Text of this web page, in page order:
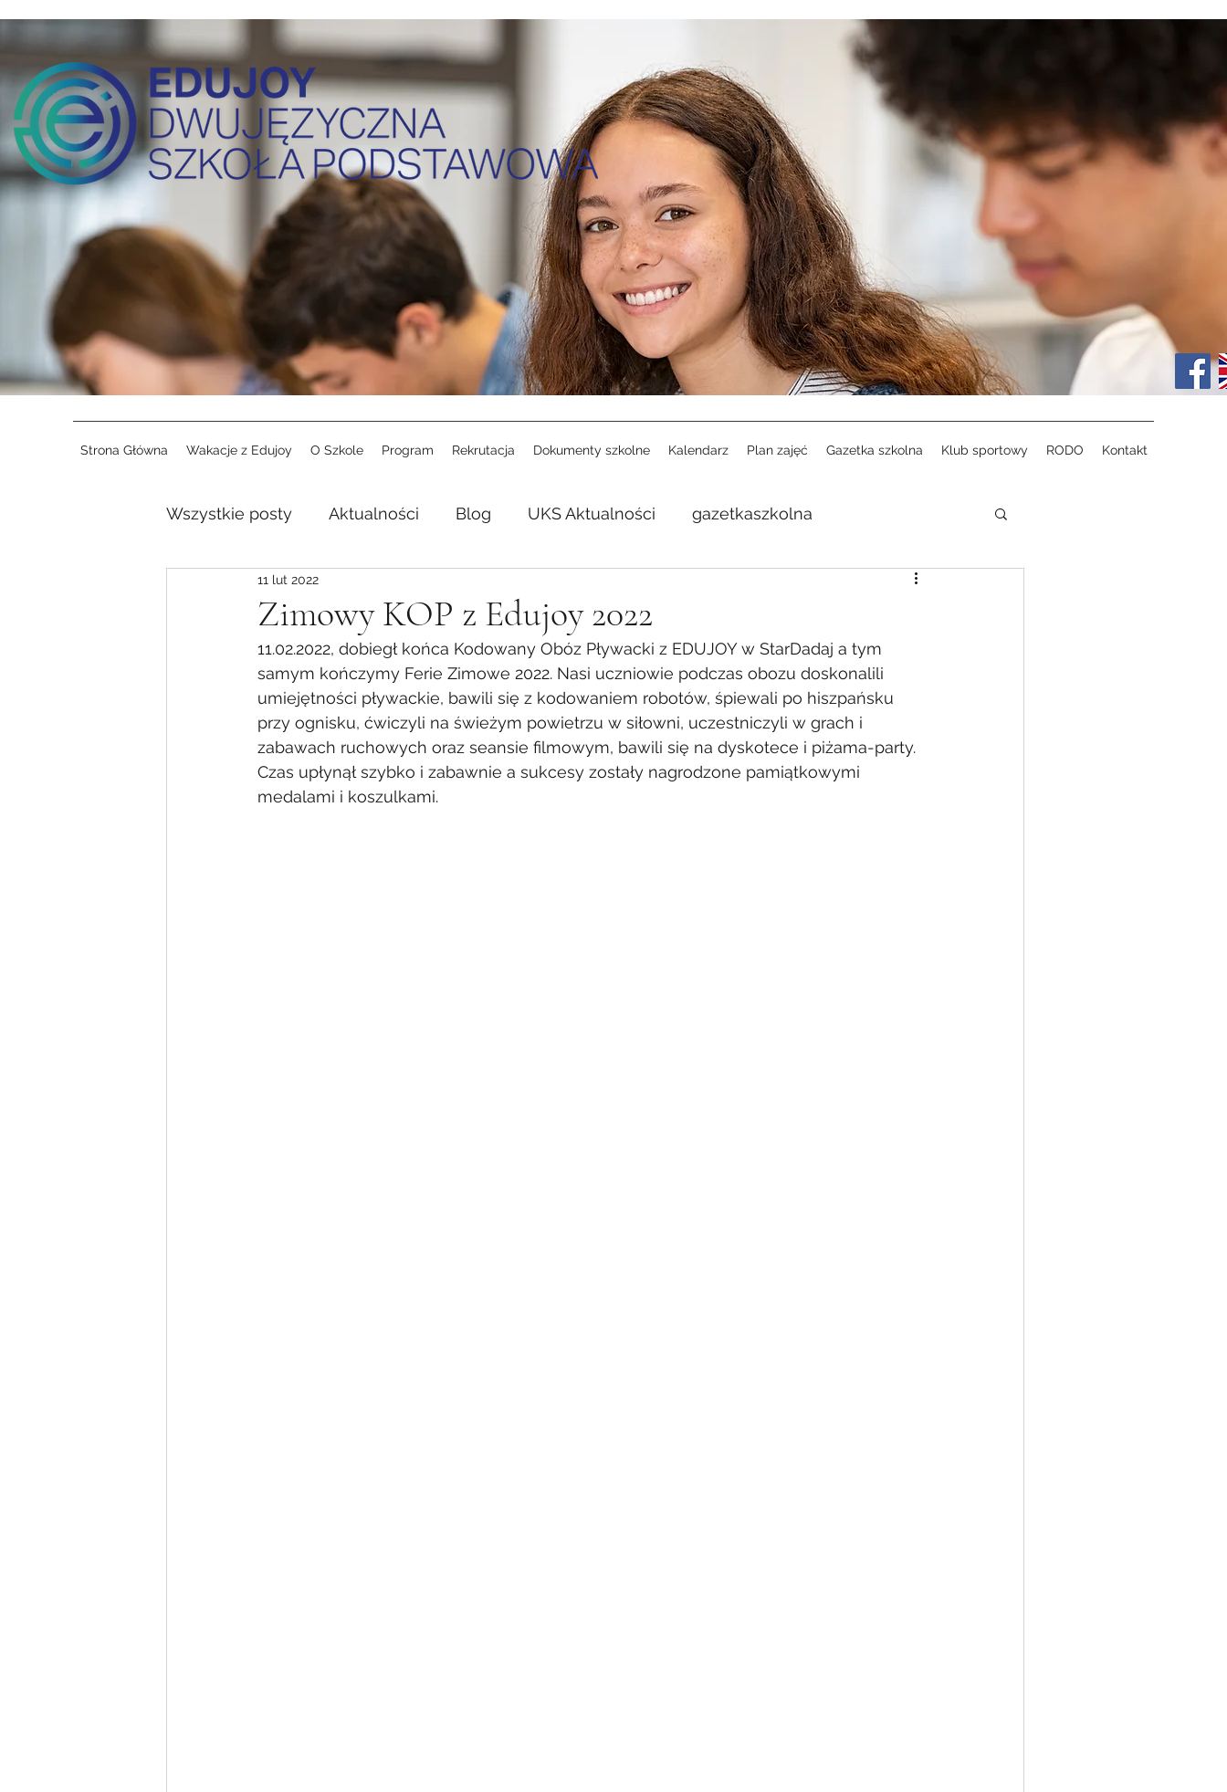
Strona Główna Wakacje z Edujoy O Szkole Program Rekrutacja Dokumenty szkolne Kalendarz Plan zajęć Gazetka szkolna Klub sportowy RODO Kontakt
Wszystkie posty Aktualności Blog UKS Aktualności gazetkaszkolna
Zimowy KOP z Edujoy 2022
11 lut 2022
11.02.2022, dobiegł końca Kodowany Obóz Pływacki z EDUJOY w StarDadaj a tym
samym kończymy Ferie Zimowe 2022. Nasi uczniowie podczas obozu doskonalili
umiejętności pływackie, bawili się z kodowaniem robotów, śpiewali po hiszpańsku
przy ognisku, ćwiczyli na świeżym powietrzu w siłowni, uczestniczyli w grach i
zabawach ruchowych oraz seansie filmowym, bawili się na dyskotece i piżama-party.
Czas upłynął szybko i zabawnie a sukcesy zostały nagrodzone pamiątkowymi
medalami i koszulkami.